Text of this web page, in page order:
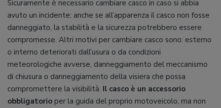
Sicuramente è necessario cambiare casco in caso si abbia
avuto un incidente: anche se all’apparenza il casco non fosse
danneggiato, la stabilità e la sicurezza potrebbero essere
compromesse. Altri motivi per cambiare casco sono: esterno
o interno deteriorati dall’usura o da condizioni
meteorologiche avverse, danneggiamento del meccanismo
di chiusura o danneggiamento della visiera che possa
compromettere la visibilità. Il casco è un accessorio
obbligatorio per la guida del proprio motoveicolo, ma non